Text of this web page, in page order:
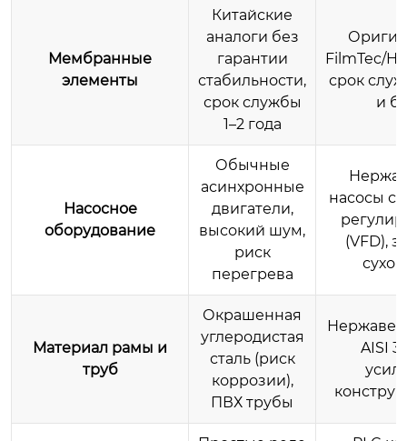
Мембранные
элементы
Китайские
аналоги без
гарантии
стабильности,
срок службы
1–2 года
FilmTec/
срок
и
Насосное
оборудование
Обычные
асинхронные
двигатели,
высокий шум,
риск
перегрева
насосы с
(VFD),
Материал рамы и
труб
Окрашенная
углеродистая
сталь (риск
коррозии),
ПВХ трубы
AISI